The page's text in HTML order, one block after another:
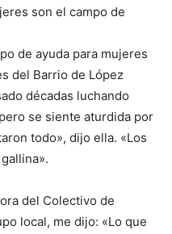
son el campo de
de ayuda para mujeres
del Barrio de López
décadas luchando
se siente aturdida por
todo», dijo ella. «Los
del Colectivo de
local, me dijo: «Lo que